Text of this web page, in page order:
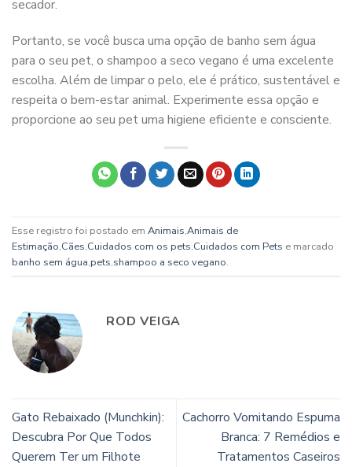
secador.
Portanto, se você busca uma opção de banho sem água
para o seu pet, o shampoo a seco vegano é uma excelente
escolha. Além de limpar o pelo, ele é prático, sustentável e
respeita o bem-estar animal. Experimente essa opção e
proporcione ao seu pet uma higiene eficiente e consciente.
Esse registro foi postado em Animais,Animais de
Estimação,Cães,Cuidados com os pets,Cuidados com Pets e marcado
banho sem água,pets,shampoo a seco vegano.
ROD VEIGA
Gato Rebaixado (Munchkin):
Descubra Por Que Todos
Querem Ter um Filhote
Cachorro Vomitando Espuma
Branca: 7 Remédios e
Tratamentos Caseiros